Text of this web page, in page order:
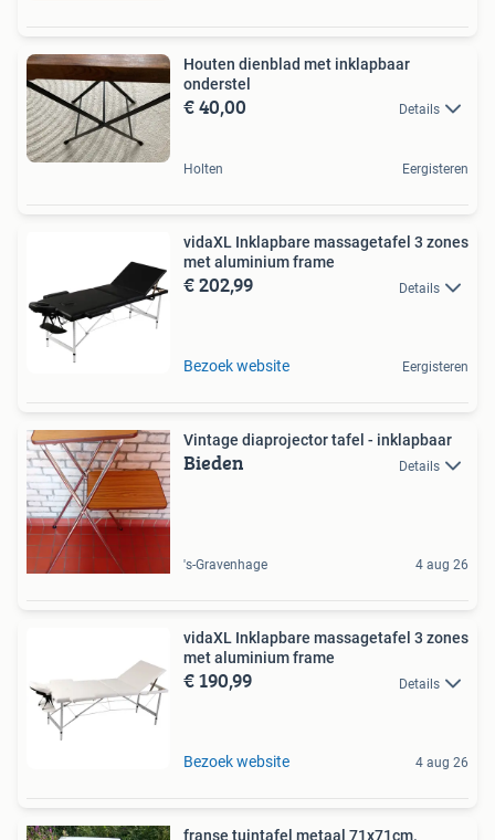
Houten dienblad met inklapbaar
onderstel
€ 40,00 Details
Holten Eergisteren
vidaXL Inklapbare massagetafel 3 zones
met aluminium frame
€ 202,99 Details
Bezoek website Eergisteren
Vintage diaprojector tafel - inklapbaar
Bieden Details
's-Gravenhage 4 aug 26
vidaXL Inklapbare massagetafel 3 zones
met aluminium frame
€ 190,99 Details
Bezoek website 4 aug 26
franse tuintafel metaal 71x71cm.